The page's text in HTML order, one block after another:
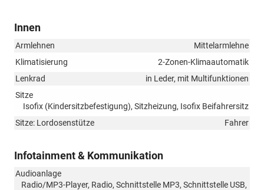
Innen
Armlehnen
Mittelarmlehne
Klimatisierung
2-Zonen-Klimaautomatik
Lenkrad
in Leder, mit Multifunktionen
Sitze
Isofix (Kindersitzbefestigung), Sitzheizung, Isofix Beifahrersitz
Sitze: Lordosenstütze
Fahrer
Infotainment & Kommunikation
Audioanlage
Radio/MP3-Player, Radio, Schnittstelle MP3, Schnittstelle USB,